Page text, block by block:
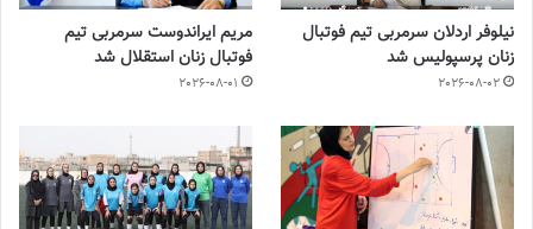
نیلوفر اردلان سرمربی تیم فوتبال
زنان پرسپولیس شد
2026-08-02
مریم ایراندوست سرمربی تیم
فوتبال زنان استقلال شد
2026-08-01